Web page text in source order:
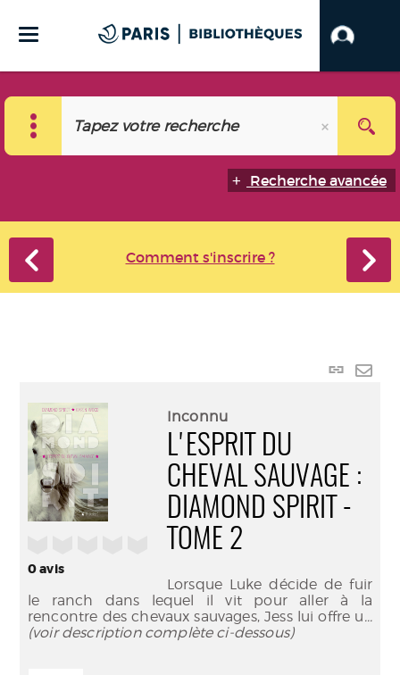
Recherche avancée
Comment s'inscrire ?
Lien
0avis
Inconnu
L'ESPRIT DU
CHEVAL SAUVAGE :
DIAMOND SPIRIT -
TOME 2
Lorsque Luke décide de fuir
le ranch dans lequel il vit pour aller à la
rencontre des chevaux sauvages, Jess lui offre u...
(voir description complète ci-dessous)